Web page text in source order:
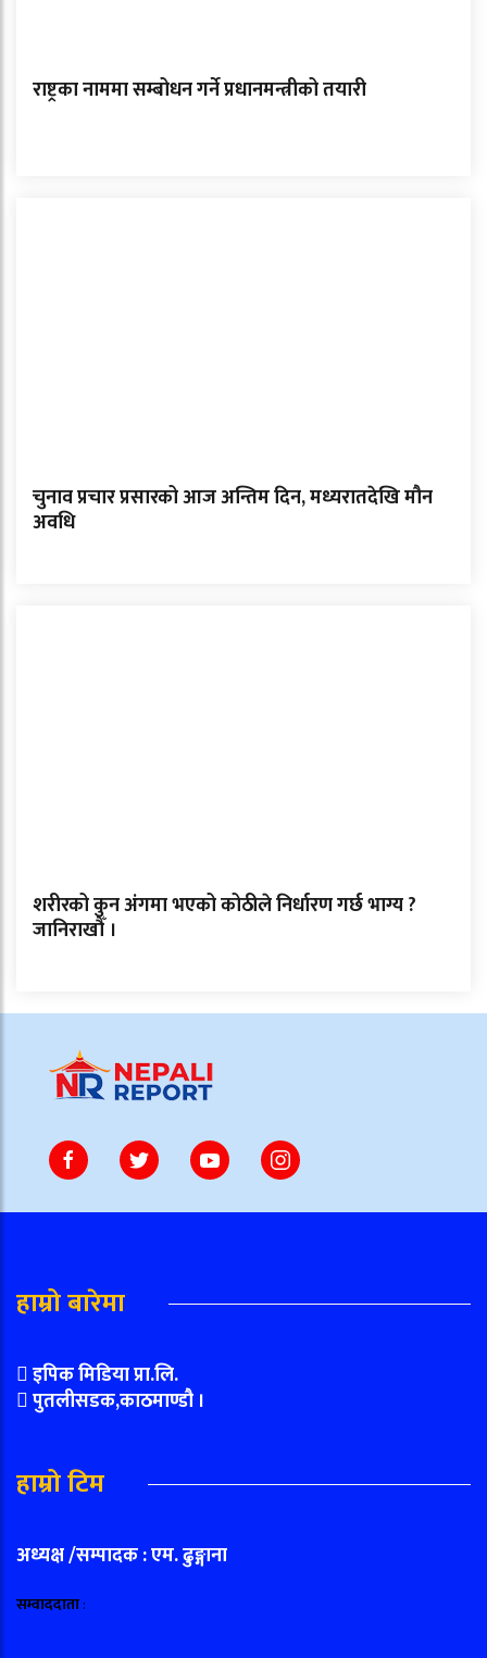
राष्ट्रका नाममा सम्बोधन गर्ने प्रधानमन्त्रीको तयारी
चुनाव प्रचार प्रसारको आज अन्तिम दिन, मध्यरातदेखि मौन
अवधि
शरीरको कुन अंगमा भएको कोठीले निर्धारण गर्छ भाग्य ?
जानिराखौँ ।
हाम्रो बारेमा
इपिक मिडिया प्रा.लि.
पुतलीसडक,काठमाण्डौ ।
हाम्रो टिम
अध्यक्ष /सम्पादक : एम. ढुङ्गाना
सम्वाददाता: